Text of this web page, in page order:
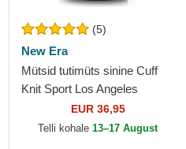
(5)
New Era
Mütsid tutimüts sinine Cuff
Knit Sport Los Angeles
Dodgers MLB New Era
EUR 36,95
Telli kohale 13–17 August